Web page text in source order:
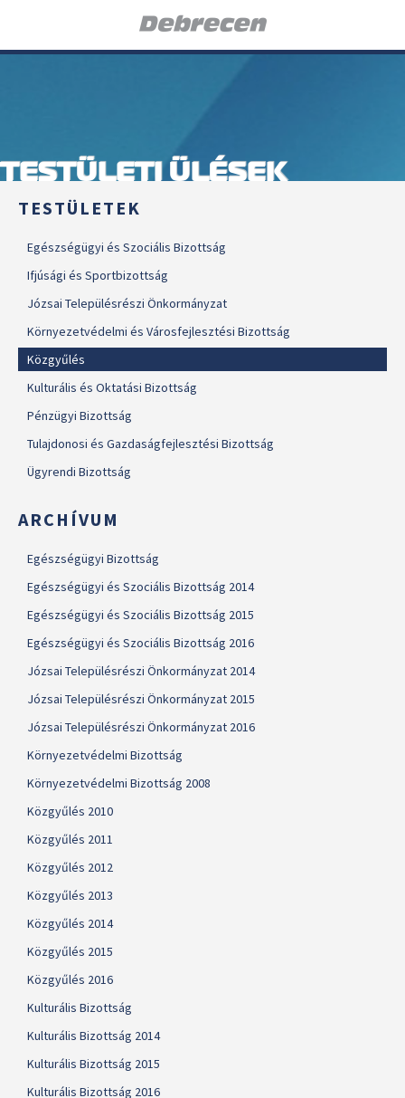
TESTÜLETI ÜLÉSEK
TESTÜLETEK
Egészségügyi és Szociális Bizottság
Ifjúsági és Sportbizottság
Józsai Településrészi Önkormányzat
Környezetvédelmi és Városfejlesztési Bizottság
Közgyűlés
Kulturális és Oktatási Bizottság
Pénzügyi Bizottság
Tulajdonosi és Gazdaságfejlesztési Bizottság
Ügyrendi Bizottság
ARCHÍVUM
Egészségügyi Bizottság
Egészségügyi és Szociális Bizottság 2014
Egészségügyi és Szociális Bizottság 2015
Egészségügyi és Szociális Bizottság 2016
Józsai Településrészi Önkormányzat 2014
Józsai Településrészi Önkormányzat 2015
Józsai Településrészi Önkormányzat 2016
Környezetvédelmi Bizottság
Környezetvédelmi Bizottság 2008
Közgyűlés 2010
Közgyűlés 2011
Közgyűlés 2012
Közgyűlés 2013
Közgyűlés 2014
Közgyűlés 2015
Közgyűlés 2016
Kulturális Bizottság
Kulturális Bizottság 2014
Kulturális Bizottság 2015
Kulturális Bizottság 2016